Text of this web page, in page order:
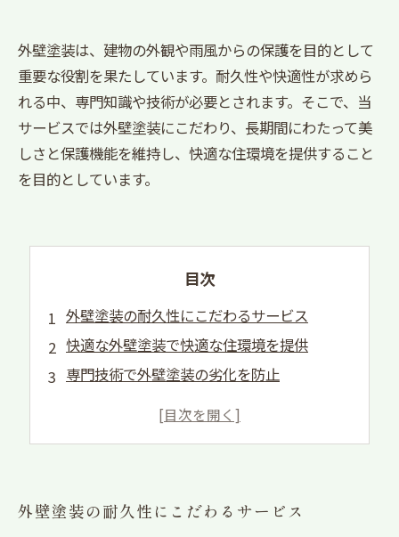
外壁塗装は、建物の外観や雨風からの保護を目的として
重要な役割を果たしています。耐久性や快適性が求めら
れる中、専門知識や技術が必要とされます。そこで、当
サービスでは外壁塗装にこだわり、長期間にわたって美
しさと保護機能を維持し、快適な住環境を提供すること
を目的としています。
目次
外壁塗装の耐久性にこだわるサービス
快適な外壁塗装で快適な住環境を提供
専門技術で外壁塗装の劣化を防止
最新素材と技術で外壁塗装をアップグレード
外壁塗装の耐久性にこだわるサービス